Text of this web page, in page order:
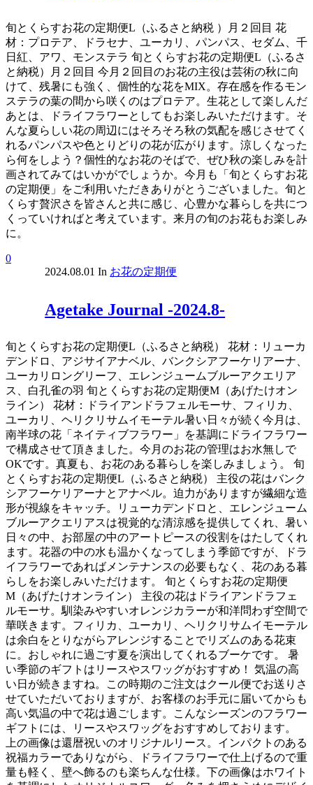
旬とくらすお花の定期便L（ふるさと納税 ）月２回目 花
材：プロテア、ドラセナ、ユーカリ、パンパス、セダム、千
日紅、アワ、モンステラ 旬とくらすお花の定期便L（ふるさ
と納税）月２回目 今月２回目のお花の主役は芸術の秋に向
けて、残暑にも強く、個性的な花をMIX。存在感を作るモン
ステラの葉の間から咲くのはプロテア。生花として楽しんだ
あとは、ドライフラワーとしてもお楽しみいただけます。そ
んな夏らしい花の周辺にはそろそろ秋の気配を感じさせてく
れるパンパスや色とりどりの花が広がります。涼しくなった
ら何をしよう？個性的なお花のそばで、ぜひ秋の楽しみを計
画されてみてはいかがでしょうか。今月も「旬とくらすお花
の定期便」をご利用いただきありがとうございました。旬と
くらす贅沢さを皆さんと共に感じ、心豊かな暮らしを共につ
くっていければと考えています。来月の旬のお花もお楽しみ
に。
0
2024.08.01 In お花の定期便
Agetake Journal -2024.8-
旬とくらすお花の定期便L（ふるさと納税） 花材：リューカ
デンドロ、アジサイアナベル、バンクシアフーケリアーナ、
ユーカリロングリーフ、エレンジュームブルーアクエリア
ス、白孔雀の羽 旬とくらすお花の定期便M（あげたけオン
ライン） 花材：ドライアンドラフェルモーサ、フィリカ、
ユーカリ、ヘリクリサムイモーテル暑い日々が続く今月は、
南半球の花「ネイティブフラワー」を基調にドライフラワー
で構成させて頂きました。今月のお花の管理はお水無しで
OKです。真夏も、お花のある暮らしを楽しみましょう。 旬
とくらすお花の定期便L（ふるさと納税） 主役の花はバンク
シアフーケリアーナとアナベル。迫力がありますが繊細な造
形が視線をキャッチ。リューカデンドロと、エレンジューム
ブルーアクエリアスは視覚的な清涼感を提供してくれ、暑い
日々の中、お部屋の中のアートピースの役割をはたしてくれ
ます。花器の中の水も温かくなってしまう季節ですが、ドラ
イフラワーであればメンテナンスの必要もなく、花のある暮
らしをお楽しみいただけます。 旬とくらすお花の定期便
M（あげたけオンライン） 主役の花はドライアンドラフェ
ルモーサ。馴染みやすいオレンジカラーが和洋問わず空間で
華咲きます。フィリカ、ユーカリ、ヘリクリサムイモーテル
は余白をとりながらアレンジすることでリズムのある花束
に。おしゃれに過ごす夏を演出してくれるブーケです。 暑
い季節のギフトはリースやスワッグがおすすめ！ 気温の高
い日が続きますね。この時期のご注文はクール便でお送りさ
せていただいておりますが、お客様のお手元に届いてからも
高い気温の中で花は過ごします。こんなシーズンのフラワー
ギフトには、リースやスワッグをおすすめしております。
上の画像は還暦祝いのオリジナルリース。インパクトのある
祝福カラーでありながら、ドライフラワーで仕上げるので重
量も軽く、壁へ飾るのも楽ちんな仕様。下の画像はホワイト